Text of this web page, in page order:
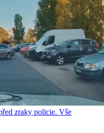
zraky policie. Vše